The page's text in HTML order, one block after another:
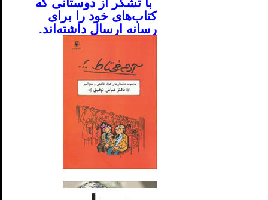
با تشکر از دوستانی که
کتاب‌های خود را برای
رسانه ارسال داشته‌اند.